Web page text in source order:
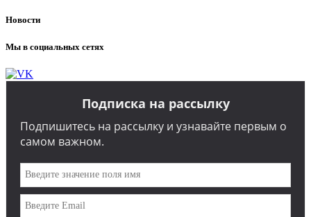
Новости
Мы в социальных сетях
Подписка на рассылку
Подпишитесь на рассылку и узнавайте первым о
самом важном.